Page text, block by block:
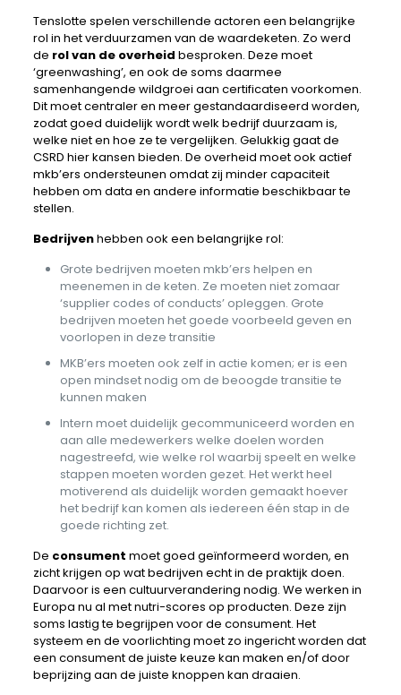
Tenslotte spelen verschillende actoren een belangrijke
rol in het verduurzamen van de waardeketen. Zo werd
de rol van de overheid besproken. Deze moet
‘greenwashing’, en ook de soms daarmee
samenhangende wildgroei aan certificaten voorkomen.
Dit moet centraler en meer gestandaardiseerd worden,
zodat goed duidelijk wordt welk bedrijf duurzaam is,
welke niet en hoe ze te vergelijken. Gelukkig gaat de
CSRD hier kansen bieden. De overheid moet ook actief
mkb’ers ondersteunen omdat zij minder capaciteit
hebben om data en andere informatie beschikbaar te
stellen.
Bedrijvenhebben ook een belangrijke rol:
Grote bedrijven moeten mkb’ers helpen en
meenemen in de keten. Ze moeten niet zomaar
‘supplier codes of conducts’ opleggen. Grote
bedrijven moeten het goede voorbeeld geven en
voorlopen in deze transitie
MKB’ers moeten ook zelf in actie komen; er is een
open mindset nodig om de beoogde transitie te
kunnen maken
Intern moet duidelijk gecommuniceerd worden en
aan alle medewerkers welke doelen worden
nagestreefd, wie welke rol waarbij speelt en welke
stappen moeten worden gezet. Het werkt heel
motiverend als duidelijk worden gemaakt hoever
het bedrijf kan komen als iedereen één stap in de
goede richting zet.
De consument moet goed geïnformeerd worden, en
zicht krijgen op wat bedrijven echt in de praktijk doen.
Daarvoor is een cultuurverandering nodig. We werken in
Europa nu al met nutri-scores op producten. Deze zijn
soms lastig te begrijpen voor de consument. Het
systeem en de voorlichting moet zo ingericht worden dat
een consument de juiste keuze kan maken en/of door
beprijzing aan de juiste knoppen kan draaien.